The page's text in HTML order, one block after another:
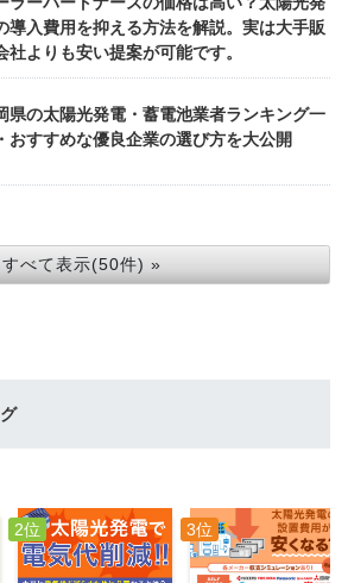
導入費用を抑える方法を解説。実は大手販
社よりも安い提案が可能です。
県の太陽光発電・蓄電池業者ランキング一
おすすめな優良企業の選び方を大公開
すべて表示(50件) »
2位 3位